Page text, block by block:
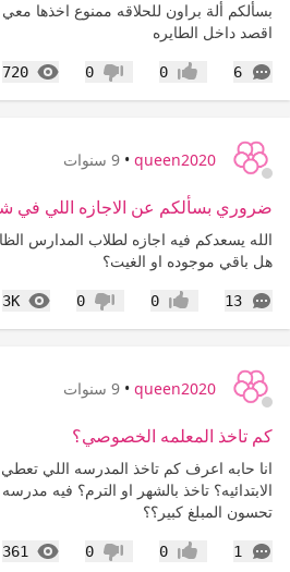
بسألكم ألة براون للحلاقه ممنوع اخذها
اقصد داخل الطايره
6
التعليقات إعجاب0 عدم إعجاب
0
720
queen2020
• 9 سنوات
ضروري بسألكم عن الاجازه اللي في
هل باقي موجوده او الغيت؟
13
التعليقات إعجاب0 عدم إعجاب
0
3K
queen2020
• 9 سنوات
كم تاخذ المعلمه الخصوصي؟
انا حابه اعرف كم تاخذ المدرسه اللي
تحسون المبلغ كبير؟؟
1
التعليقات إعجاب0 عدم إعجاب
0
361